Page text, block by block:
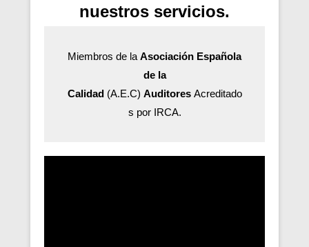
nuestros servicios.
Miembros de la Asociación Española
de la
Calidad(A.E.C) AuditoresAcreditado
s por IRCA.